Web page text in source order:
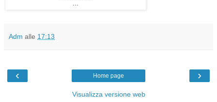
Adm alle 17:13
‹ ›
Home page
Visualizza versione web